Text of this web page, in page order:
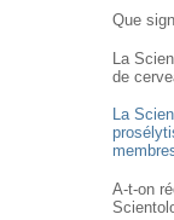
Que
La
de
La
A-t-on